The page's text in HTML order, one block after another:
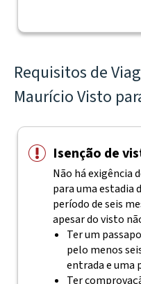
Requisitos de
Maurício Visto
Isenção de
Não há exigência
para uma estadia
período de seis
apesar do visto
Ter um
pelo menos
entrada e uma
Ter